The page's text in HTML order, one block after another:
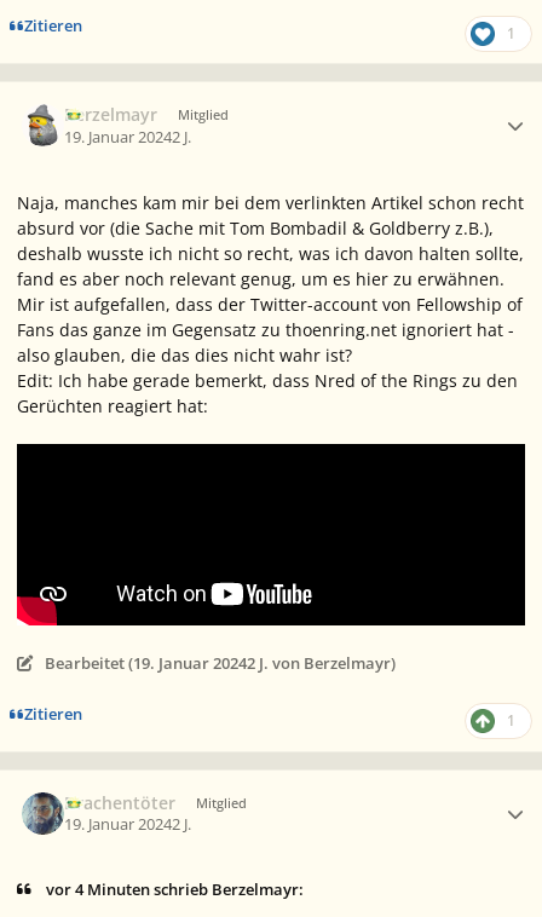
Zitieren 1
Berzelmayr Mitglied
19. Januar 20242 J.
Naja, manches kam mir bei dem verlinkten Artikel schon recht
absurd vor (die Sache mit Tom Bombadil & Goldberry z.B.),
deshalb wusste ich nicht so recht, was ich davon halten sollte,
fand es aber noch relevant genug, um es hier zu erwähnen.
Mir ist aufgefallen, dass der Twitter-account von Fellowship of
Fans das ganze im Gegensatz zu thoenring.net ignoriert hat -
also glauben, die das dies nicht wahr ist?
Edit: Ich habe gerade bemerkt, dass Nred of the Rings zu den
Gerüchten reagiert hat:
Bearbeitet (19. Januar 20242 J. von Berzelmayr)
Zitieren 1
Drachentöter Mitglied
19. Januar 20242 J.
vor 4 Minuten schrieb Berzelmayr: